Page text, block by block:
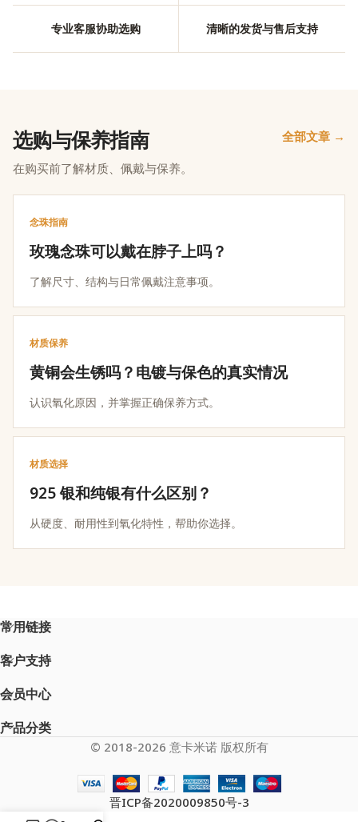
专业客服协助选购 清晰的发货与售后支持
选购与保养指南
在购买前了解材质、佩戴与保养。
全部文章 →
念珠指南
玫瑰念珠可以戴在脖子上吗？
了解尺寸、结构与日常佩戴注意事项。
材质保养
黄铜会生锈吗？电镀与保色的真实情况
认识氧化原因，并掌握正确保养方式。
材质选择
925 银和纯银有什么区别？
从硬度、耐用性到氧化特性，帮助你选择。
常用链接
客户支持
会员中心
产品分类
© 2018-2026 意卡米诺 版权所有
晋ICP备2020009850号-3